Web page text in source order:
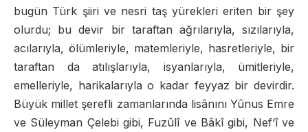
bugün Türk şiiri ve nesri taş yürekleri eriten bir şey
olurdu; bu devir bir taraftan ağrılarıyla, sızılarıyla,
acılarıyla, ölümleriyle, matemleriyle, hasretleriyle, bir
taraftan da atılışlarıyla, isyanlarıyla, ümitleriyle,
emelleriyle, harikalarıyla o kadar feyyaz bir devirdir.
Büyük millet şerefli zamanlarında lisânını Yûnus Emre
ve Süleyman Çelebi gibi, Fuzûlî ve Bâkî gibi, Nef‘î ve